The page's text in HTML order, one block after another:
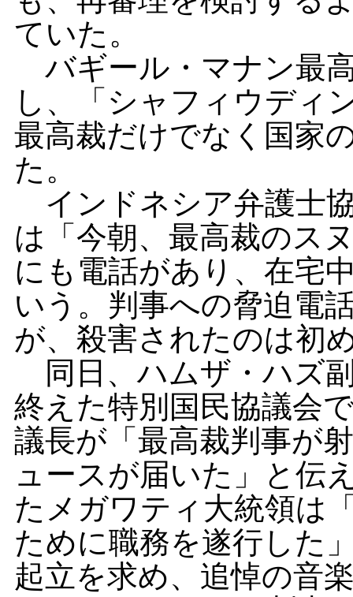
ていた。
バギール・マナン最
し、「シャフィウディ
最高裁だけでなく国家
た。
インドネシア弁護士
は「今朝、最高裁のス
にも電話があり、在宅
いう。判事への脅迫電
が、殺害されたのは初
同日、ハムザ・ハズ
終えた特別国民協議会
議長が「最高裁判事が
ュースが届いた」と伝
たメガワティ大統領は
ために職務を遂行した
起立を求め、追悼の音